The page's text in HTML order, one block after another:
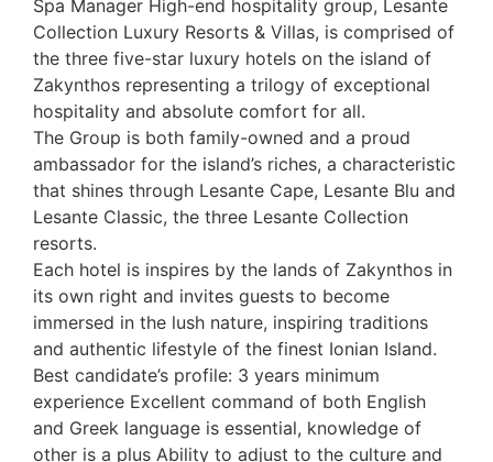
Spa Manager High-end hospitality group, Lesante
Collection Luxury Resorts & Villas, is comprised of
the three five-star luxury hotels on the island of
Zakynthos representing a trilogy of exceptional
hospitality and absolute comfort for all.
The Group is both family-owned and a proud
ambassador for the island’s riches, a characteristic
that shines through Lesante Cape, Lesante Blu and
Lesante Classic, the three Lesante Collection
resorts.
Each hotel is inspires by the lands of Zakynthos in
its own right and invites guests to become
immersed in the lush nature, inspiring traditions
and authentic lifestyle of the finest Ionian Island.
Best candidate’s profile: 3 years minimum
experience Excellent command of both English
and Greek language is essential, knowledge of
other is a plus Ability to adjust to the culture and